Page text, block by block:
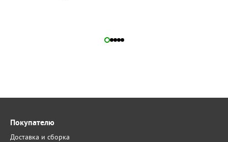
Покупателю
Доставка и сборка